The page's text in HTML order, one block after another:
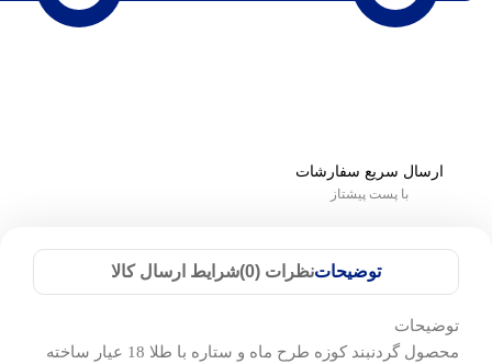
ارسال سریع سفارشات
با پست پیشتاز
توضیحاتنظرات (0) شرایط ارسال کالا
توضیحات
محصول گردنبند کوزه طرح ماه و ستاره با طلا 18 عیار ساخته